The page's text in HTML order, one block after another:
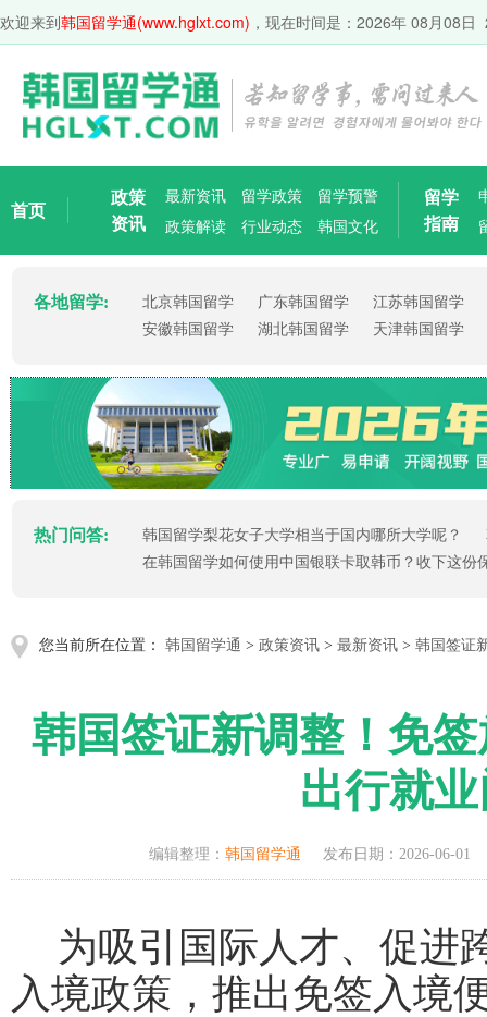
欢迎来到韩国留学通(www.hglxt.com) ，现在时间是： 2026年 08月08日
首页
政策
资讯
最新资讯 留学政策
留学预警
政策解读
行业动态 韩国文化
留学
指南
各地留学: 北京韩国留学 广东韩国留学
江苏韩国留学
安徽韩国留学
湖北韩国留学 天津韩国留学
热门问答: 韩国留学梨花女子大学相当于国内哪所大学呢？
在韩国留学如何使用中国银联卡取韩币？收下这份
您当前所在位置： 韩国留学通 > 政策资讯 > 最新资讯 > 韩国签证
韩国签证新调整！免
出行就
编辑整理： 韩国留学通 发布日期：2026-06-01
为吸引国际人才、促进
入境政策，推出免签入境